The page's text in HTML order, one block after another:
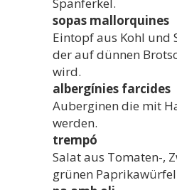
sopas mallorquines
Eintopf aus Kohl und
der auf dünnen
wird.
albergínies farcides
Auberginen die mit
werden.
trempó
Salat aus Tomaten-,
grünen